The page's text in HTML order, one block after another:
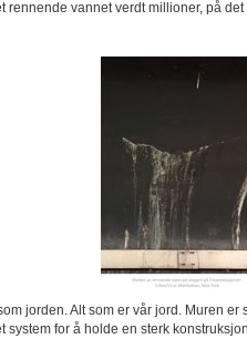
vannet verdt millioner, på
jorden. Alt som er vår jord. Muren er
for å holde en sterk